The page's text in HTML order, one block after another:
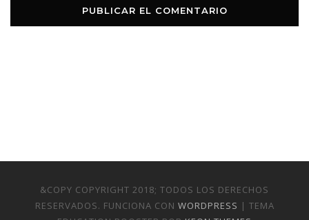
&COPY COPYRIGHT 2018; TODOS LOS DERECHOS
RESERVADOS. FUNCIONA CON WORDPRESS | TEMA